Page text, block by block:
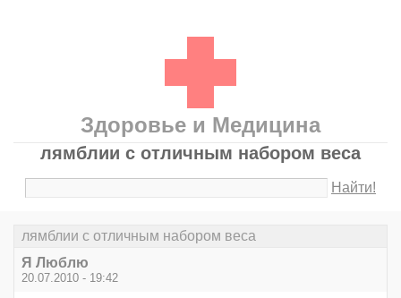
Здоровье и Медицина
лямблии с отличным набором веса
Найти!
лямблии с отличным набором веса
Я Люблю
20.07.2010 - 19:42